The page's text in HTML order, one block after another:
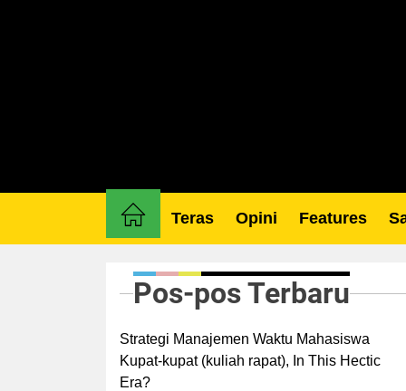
Teras Opini Features
Pos-pos Terbaru
Strategi Manajemen Waktu Mahasiswa
Kupat-kupat (kuliah rapat), In This Hectic
Era?